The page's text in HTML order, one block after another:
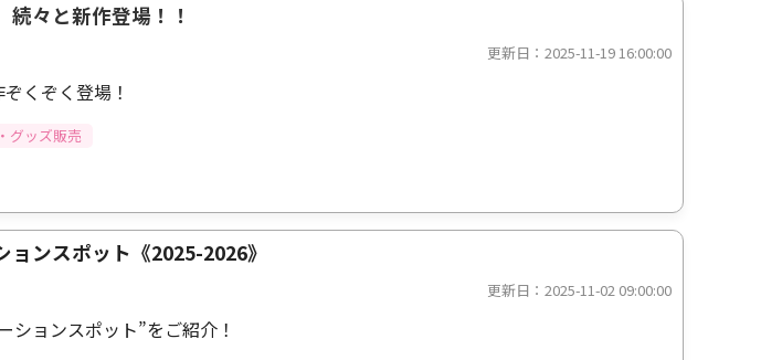
続々と新作登場！！
更新日：2025-11-19 16:00:00
くぞく登場！
グッズ販売
ンスポット《2025-2026》
更新日：2025-11-02 09:00:00
ションスポット”をご紹介！